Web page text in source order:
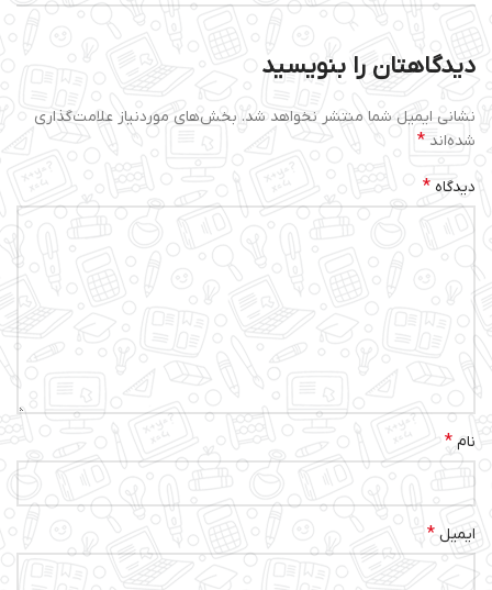
دیدگاهتان را بنویسید
نشانی ایمیل شما منتشر نخواهد شد. بخش‌های موردنیاز علامت‌گذاری
شده‌اند *
دیدگاه *
نام *
ایمیل *